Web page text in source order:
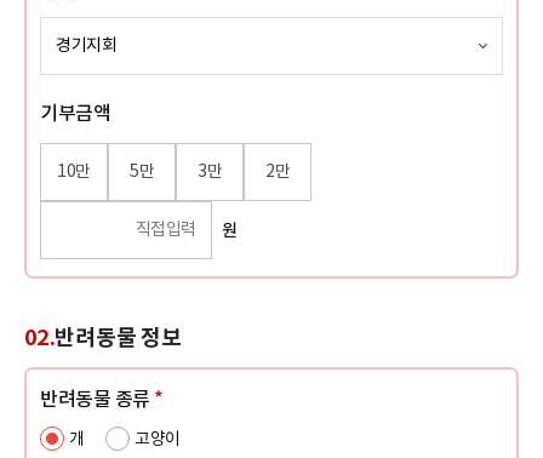
기부금액
10만 5만 3만 2만
원
02.반려동물 정보
반려동물 종류 *
개
고양이